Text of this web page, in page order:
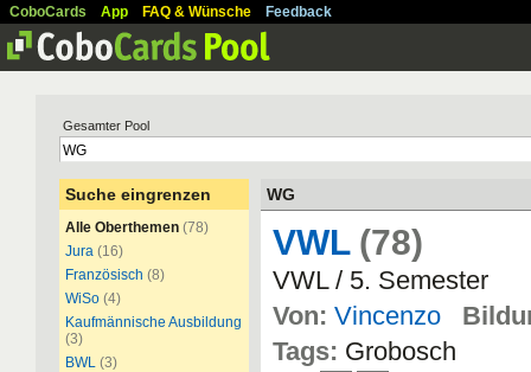
CoboCards App FAQ & Wünsche Feedback
Gesamter Pool
Suche eingrenzen
Alle Oberthemen (78)
Jura (16)
Französisch (8)
WiSo (4)
Kaufmännische Ausbildung
(3)
BWL (3)
WG
VWL (78)
VWL / 5. Semester
Von: Vincenzo
Tags: Grobosch